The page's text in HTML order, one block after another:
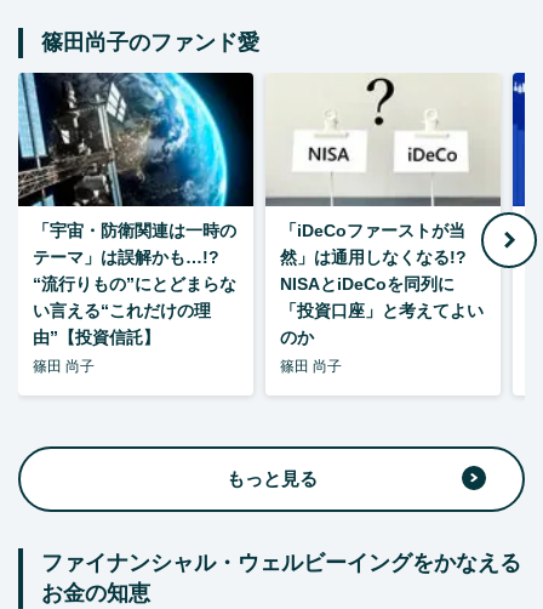
篠田尚子のファンド愛
「宇宙・防衛関連は一時の
テーマ」は誤解かも…!?
“流行りもの”にとどまらな
い言える“これだけの理
由”【投資信託】
篠田 尚子
「iDeCoファーストが当
然」は通用しなくなる!?
NISAとiDeCoを同列に
「投資口座」と考えてよい
のか
篠田 尚子
もっと見る
ファイナンシャル・ウェルビーイングをかなえる
お金の知恵